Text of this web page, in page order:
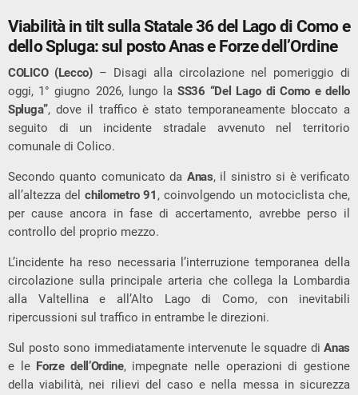
Viabilità in tilt sulla Statale 36 del Lago di Como e
dello Spluga: sul posto Anas e Forze dell’Ordine
COLICO (Lecco)– Disagi alla circolazione nel pomeriggio di
oggi, 1° giugno 2026, lungo la SS36 “Del Lago di Como e dello
Spluga”, dove il traffico è stato temporaneamente bloccato a
seguito di un incidente stradale avvenuto nel territorio
comunale di Colico.
Secondo quanto comunicato da Anas, il sinistro si è verificato
all’altezza delchilometro 91 , coinvolgendo un motociclista che,
per cause ancora in fase di accertamento, avrebbe perso il
controllo del proprio mezzo.
L’incidente ha reso necessaria l’interruzione temporanea della
circolazione sulla principale arteria che collega la Lombardia
alla Valtellina e all’Alto Lago di Como, con inevitabili
ripercussioni sul traffico in entrambe le direzioni.
Sul posto sono immediatamente intervenute le squadre diAnas
e le Forze dell’Ordine, impegnate nelle operazioni di gestione
della viabilità, nei rilievi del caso e nella messa in sicurezza